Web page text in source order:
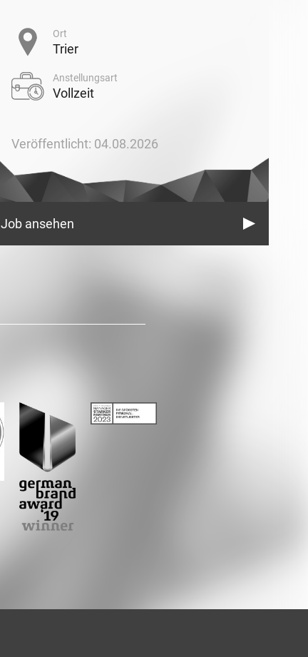
Ort
Trier
Anstellungsart
Vollzeit
Veröffentlicht: 04.08.2026
Job ansehen